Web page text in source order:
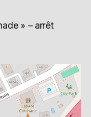
» – arrêt